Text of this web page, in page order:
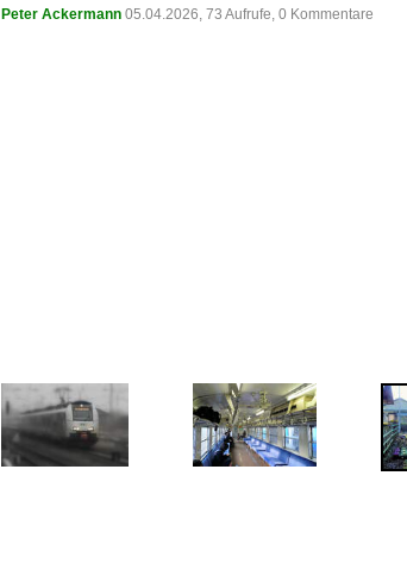
Peter Ackermann 05.04.2026, 73 Aufrufe, 0 Kommentare